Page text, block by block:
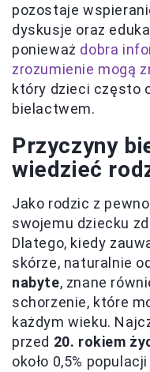
pozostaje
dyskusje oraz
ponieważ dobra
zrozumienie mogą
który dzieci często
bielactwem.
Przyczyny
wiedzieć
Jako rodzic z
swojemu dziecku
Dlatego, kiedy
skórze, naturalnie
nabyte, znane
schorzenie, które
każdym wieku.
przed 20. rokiem
około 0,5%